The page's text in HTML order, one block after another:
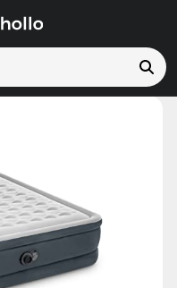
Hinchable con cabecero